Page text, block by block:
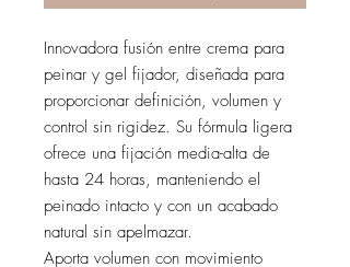
Innovadora fusión entre crema para
peinar y gel fijador, diseñada para
proporcionar definición, volumen y
control sin rigidez. Su fórmula ligera
ofrece una fijación media-alta de
hasta 24 horas, manteniendo el
peinado intacto y con un acabado
natural sin apelmazar.
Aporta volumen con movimiento